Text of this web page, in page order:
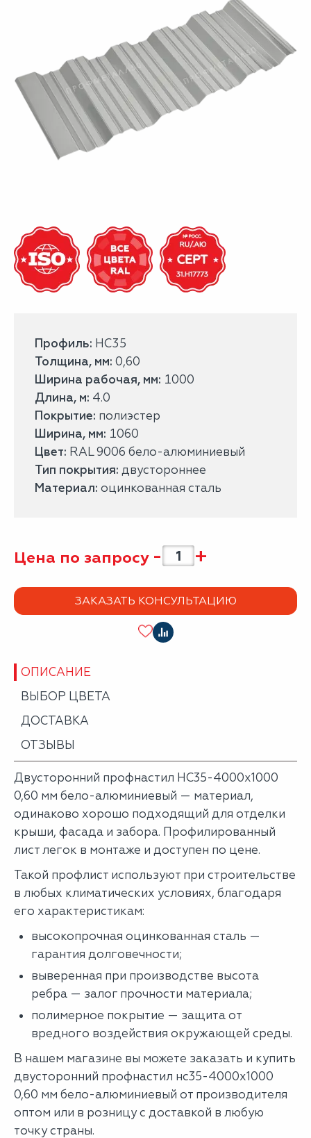
Профиль: НС35
Толщина, мм: 0,60
Ширина рабочая, мм: 1000
Длина, м: 4.0
Покрытие: полиэстер
Ширина, мм: 1060
Цвет: RAL 9006 бело-алюминиевый
Тип покрытия: двустороннее
Материал: оцинкованная сталь
Цена по запросу - +
ЗАКАЗАТЬ КОНСУЛЬТАЦИЮ
ОПИСАНИЕ
ВЫБОР ЦВЕТА
ДОСТАВКА
ОТЗЫВЫ
Двусторонний профнастил НС35-4000х1000
0,60 мм бело-алюминиевый — материал,
одинаково хорошо подходящий для отделки
крыши, фасада и забора. Профилированный
лист легок в монтаже и доступен по цене.
Такой профлист используют при строительстве
в любых климатических условиях, благодаря
его характеристикам:
высокопрочная оцинкованная сталь —
гарантия долговечности;
выверенная при производстве высота
ребра — залог прочности материала;
полимерное покрытие — защита от
вредного воздействия окружающей среды.
В нашем магазине вы можете заказать и купить
двусторонний профнастил нс35-4000х1000
0,60 мм бело-алюминиевый от производителя
оптом или в розницу с доставкой в любую
точку страны.